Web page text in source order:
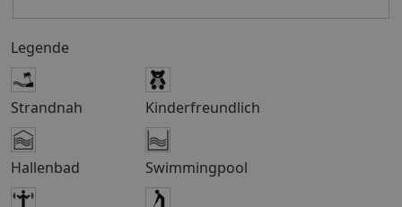
Beschluss der griechischen Regierung eine
Touristensteuer erhoben. Die Abgabe wird von den
Hoteliers bei der Ankunft oder Abreise der Gäste in
Rechnung gestellt. Die Touristensteuer bemisst sich je
nach Klassifizierung (Landeskategorie) des Hotels. Für
1* und 2* Hotels /Unterkünfte beträgt die Steuer pro
Zimmer und pro Nacht ca. 0,50 EUR. Für 3* Hotels
/Unterkünfte beträgt die Steuer pro Zimmer und pro
Nacht ca. 1,50 EUR. Für 4* Hotels /Unterkünfte beträgt
die Steuer pro Zimmer und pro Nacht ca. 3 EUR. Für 5*
Legende
Strandnah Kinderfreundlich
Hallenbad Swimmingpool